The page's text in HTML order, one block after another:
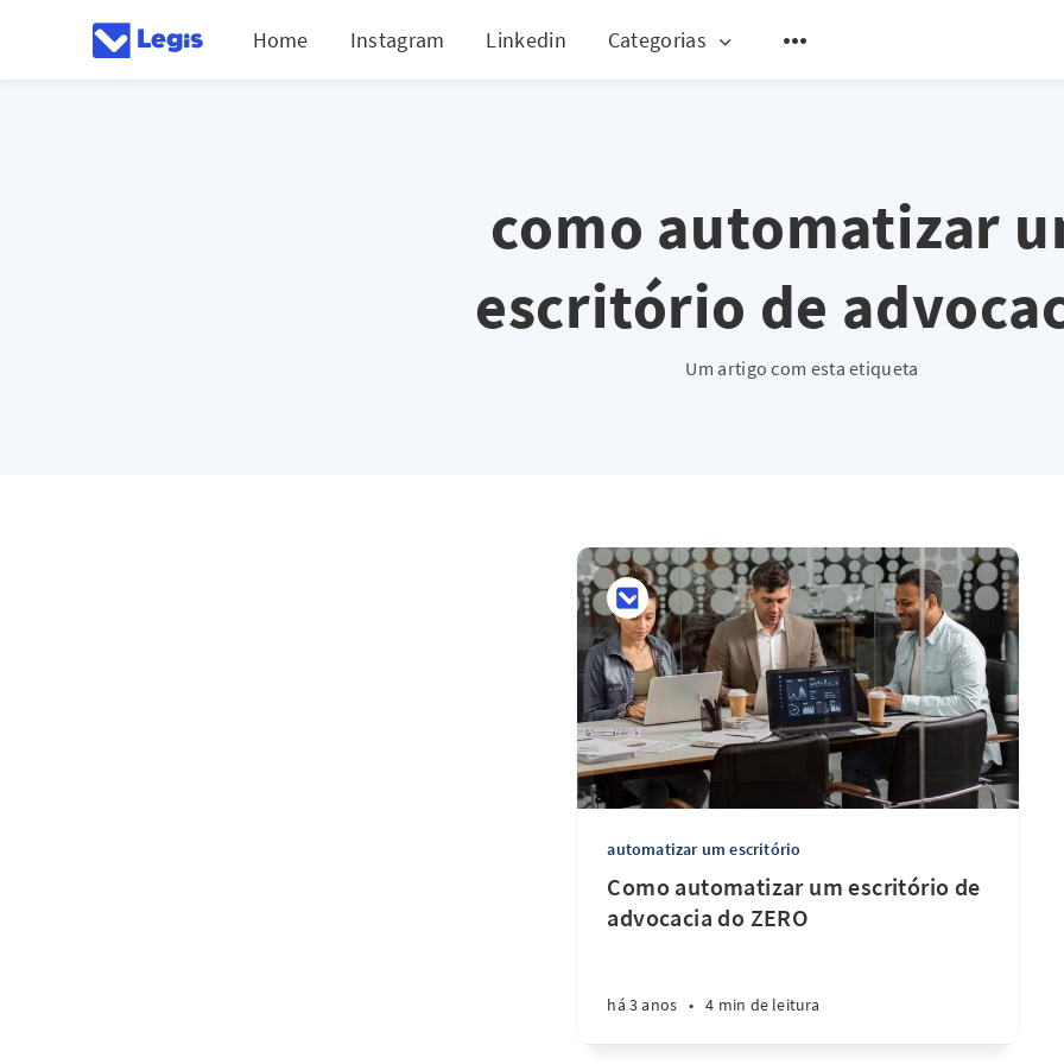
Home Instagram Linkedin Categorias
como automatizar
escritório de
Um artigo com esta etiqueta
automatizar um escritório
Como automatizar um escritório de
advocacia do ZERO
há 3 anos • 4 min de leitura